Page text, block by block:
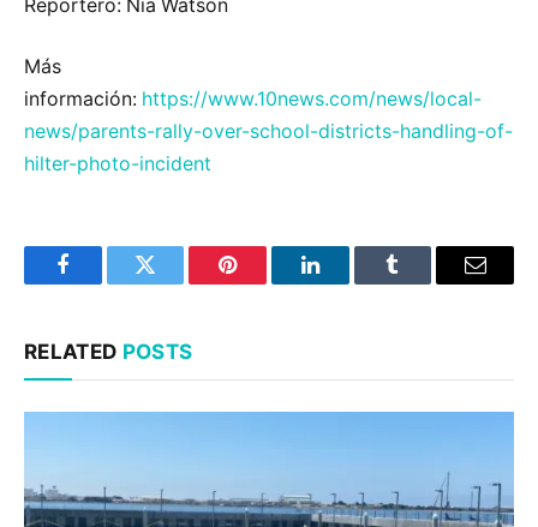
Reportero: Nia Watson
Más
información: https://www.10news.com/news/local-
news/parents-rally-over-school-districts-handling-of-
hilter-photo-incident
FacebookTwitter Pinterest LinkedInTumblr Email
RELATED POSTS